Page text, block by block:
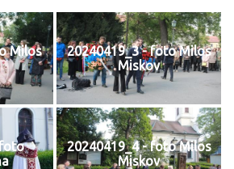
Milos
20240419_3 - foto Milos
Miskov
20240419_4 - foto Milos
Miskov